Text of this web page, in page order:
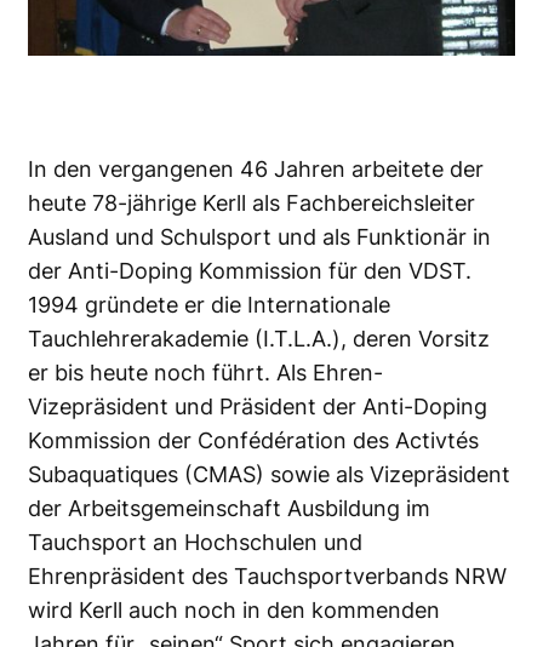
In den vergangenen 46 Jahren arbeitete der
heute 78-jährige Kerll als Fachbereichsleiter
Ausland und Schulsport und als Funktionär in
der Anti-Doping Kommission für den VDST.
1994 gründete er die Internationale
Tauchlehrerakademie (I.T.L.A.), deren Vorsitz
er bis heute noch führt. Als Ehren-
Vizepräsident und Präsident der Anti-Doping
Kommission der Confédération des Activtés
Subaquatiques (CMAS) sowie als Vizepräsident
der Arbeitsgemeinschaft Ausbildung im
Tauchsport an Hochschulen und
Ehrenpräsident des Tauchsportverbands NRW
wird Kerll auch noch in den kommenden